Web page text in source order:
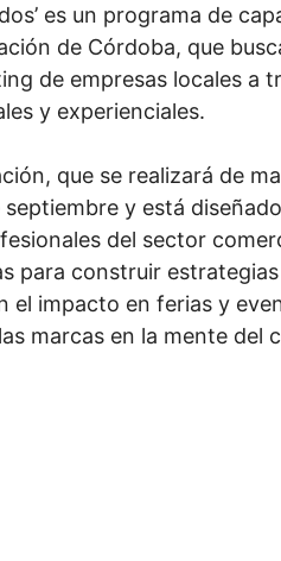
es un programa de
de Córdoba, que
de empresas locales a
y experienciales.
que se realizará de
y está
del sector
para construir
el impacto en ferias y
marcas en la mente del